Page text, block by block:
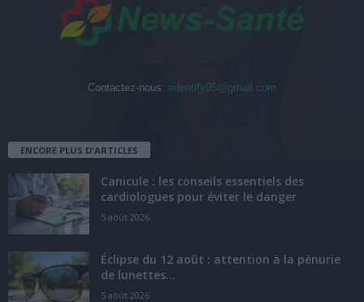
Contactez-nous: edentify95@gmail.com
ENCORE PLUS D'ARTICLES
Canicule : les conseils essentiels des
cardiologues pour éviter le danger
5 août 2026
Éclipse du 12 août : attention à la pénurie
de lunettes...
5 août 2026